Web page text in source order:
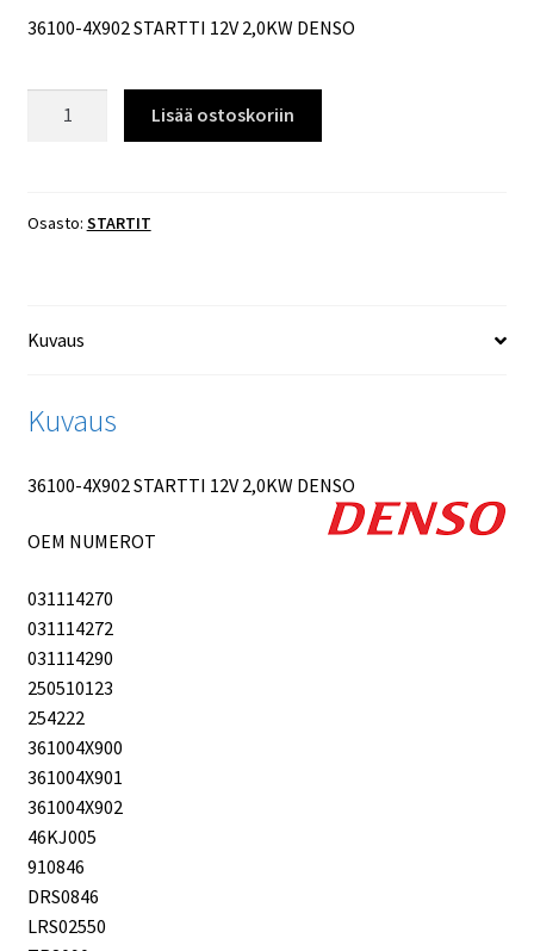
36100-4X902 STARTTI 12V 2,0KW DENSO
2,0KW
Lisää ostoskoriin
Osasto: STARTIT
Kuvaus
Kuvaus
36100-4X902 STARTTI 12V 2,0KW DENSO
OEM NUMEROT
031114270
031114272
031114290
250510123
254222
361004X900
361004X901
361004X902
46KJ005
910846
DRS0846
LRS02550